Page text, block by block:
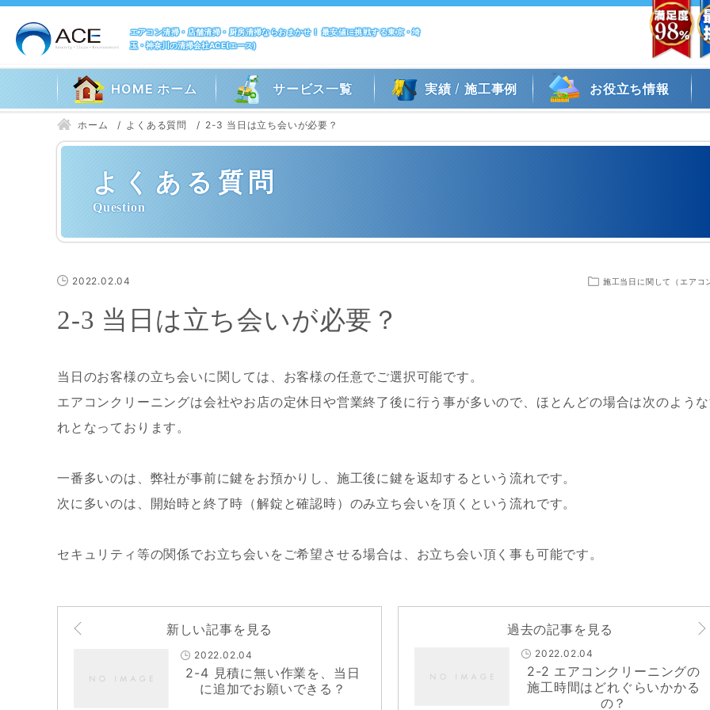
エアコン清掃・店舗清掃・厨房清掃ならおまかせ！ 最安値に挑戦する東京・埼
玉・神奈川の清掃会社ACE(エース)
HOME ホーム サービス一覧 実績/ 施工事例 お役立ち情報
ホーム よくある質問 2-3 当日は立ち会いが必要？
よくある質問
2022.02.04 施工当日に関して（エアコ
2-3 当日は立ち会いが必要？
当日のお客様の立ち会いに関しては、お客様の任意でご選択可能です。
エアコンクリーニングは会社やお店の定休日や営業終了後に行う事が多いので、ほとんどの場合は次のよう
れとなっております。
一番多いのは、弊社が事前に鍵をお預かりし、施工後に鍵を返却するという流れです。
次に多いのは、開始時と終了時（解錠と確認時）のみ立ち会いを頂くという流れです。
セキュリティ等の関係でお立ち会いをご希望させる場合は、お立ち会い頂く事も可能です。
新しい記事を見る
2022.02.04
2-4 見積に無い作業を、当日
に追加でお願いできる？
過去の記事を見る
2022.02.04
2-2 エアコンクリーニングの
施工時間はどれぐらいかかる
の？